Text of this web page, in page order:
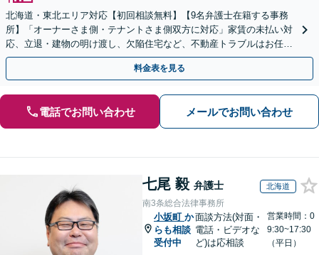
北海道・東北エリア対応【初回相談無料】【9名弁護士在籍する事務
所】「オーナーさま側・テナントさま側双方に対応」家賃の未払い対
応、立退・建物の明け渡し、欠陥住宅など、不動産トラブルはお任せ
ください「早期相談で損失を最小限に」
料金表を見る
電話でお問い合わせ メールでお問い合わせ
七尾 毅 弁護士 北海道
南3条総合法律事務所
小坂町 か
らも相談
受付中
面談方法(対面・
電話・ビデオな
ど)は応相談
営業時間：0
9:30~17:30
（平日）